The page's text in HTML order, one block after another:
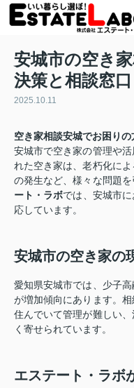
安城市の空き
決策と相談窓口
2025.10.11
空き家相談安城でお困りの
安城市で空き家の管理や
れた空き家は、老朽化に
の発生など、様々な問題を
ート・ラボでは、安城市
応しています。
安城市の空き家の
愛知県安城市では、少子
が増加傾向にあります。
住んでいて管理が難しい
く寄せられています。
エステート・ラボ